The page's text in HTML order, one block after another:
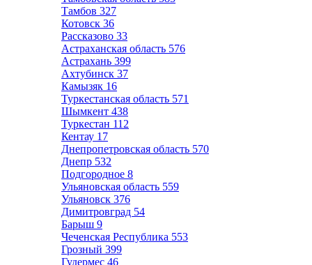
Тамбов 327
Котовск 36
Рассказово 33
Астраханская область 576
Астрахань 399
Ахтубинск 37
Камызяк 16
Туркестанская область 571
Шымкент 438
Туркестан 112
Кентау 17
Днепропетровская область 570
Днепр 532
Подгородное 8
Ульяновская область 559
Ульяновск 376
Димитровград 54
Барыш 9
Чеченская Республика 553
Грозный 399
Гудермес 46